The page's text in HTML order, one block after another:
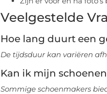
Veelgestelde
Hoe lang duurt een
De tijdsduur kan variëren
Kan ik mijn
Sommige schoenmakers